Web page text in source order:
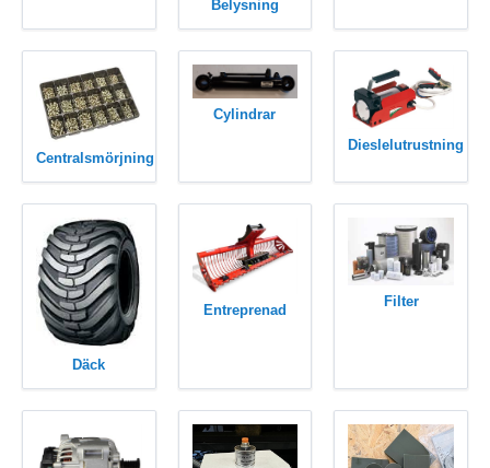
Belysning
Centralsmörjning
Cylindrar
Dieslelutrustning
Däck
Entreprenad
Filter